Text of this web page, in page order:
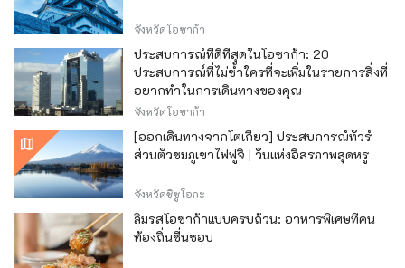
จังหวัดโอซาก้า
ประสบการณ์ที่ดีที่สุดในโอซาก้า: 20
ประสบการณ์ที่ไม่ซ้ำใครที่จะเพิ่มในรายการสิ่งที่
อยากทำในการเดินทางของคุณ
จังหวัดโอซาก้า
[ออกเดินทางจากโตเกียว] ประสบการณ์ทัวร์
ส่วนตัวชมภูเขาไฟฟูจิ | วันแห่งอิสรภาพสุดหรู
จังหวัดชิซูโอกะ
ลิ้มรสโอซาก้าแบบครบถ้วน: อาหารพิเศษที่คน
ท้องถิ่นชื่นชอบ